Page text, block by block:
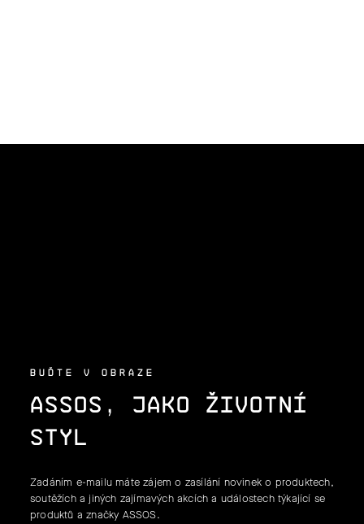
BUĎTE V OBRAZE
ASSOS, JAKO ŽIVOTNÍ
STYL
Zadáním e-mailu máte zájem o zasílání novinek o produktech,
soutěžích a jiných zajímavých akcích a událostech týkající se
produktů a značky ASSOS.